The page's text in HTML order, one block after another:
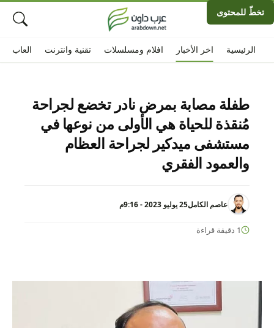
تخطّ للمحتوى
الرئيسية افلام ومسلسلات تقنية وانترنت العاب اخر الأخبار
طفلة مصابة بمرض نادر تخضع لجراحة
مُنقذة للحياة هي الأولى من نوعها في
مستشفى ميدكير لجراحة العظام
والعمود الفقري
عاصم الكامل25 يوليو 2023 - 9:16م
1 دقيقة قراءة